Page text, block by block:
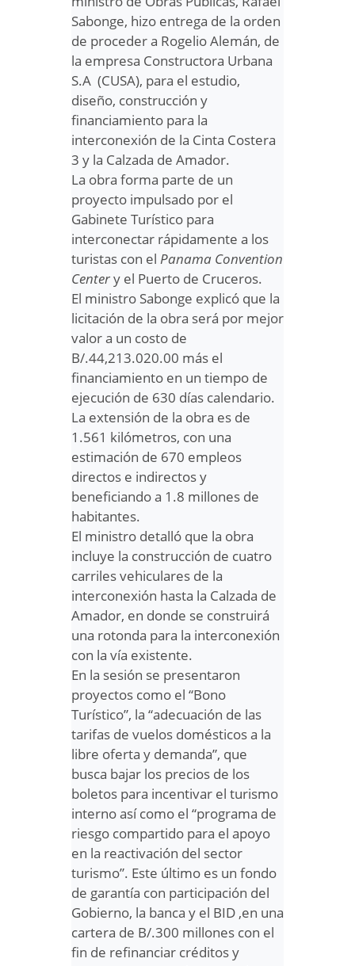
Sabonge, hizo entrega de la orden
de proceder a Rogelio Alemán, de
la empresa Constructora Urbana
S.A (CUSA), para el estudio,
diseño, construcción y
financiamiento para la
interconexión de la Cinta Costera
3 y la Calzada de Amador.
La obra forma parte de un
proyecto impulsado por el
Gabinete Turístico para
interconectar rápidamente a los
turistas con el Panama Convention
Centery el Puerto de Cruceros.
El ministro Sabonge explicó que la
licitación de la obra será por mejor
valor a un costo de
B/.44,213.020.00 más el
financiamiento en un tiempo de
ejecución de 630 días calendario.
La extensión de la obra es de
1.561 kilómetros, con una
estimación de 670 empleos
directos e indirectos y
beneficiando a 1.8 millones de
habitantes.
El ministro detalló que la obra
incluye la construcción de cuatro
carriles vehiculares de la
interconexión hasta la Calzada de
Amador, en donde se construirá
una rotonda para la interconexión
con la vía existente.
En la sesión se presentaron
proyectos como el “Bono
Turístico”, la “adecuación de las
tarifas de vuelos domésticos a la
libre oferta y demanda”, que
busca bajar los precios de los
boletos para incentivar el turismo
interno así como el “programa de
riesgo compartido para el apoyo
en la reactivación del sector
turismo”. Este último es un fondo
de garantía con participación del
Gobierno, la banca y el BID ,en una
cartera de B/.300 millones con el
fin de refinanciar créditos y